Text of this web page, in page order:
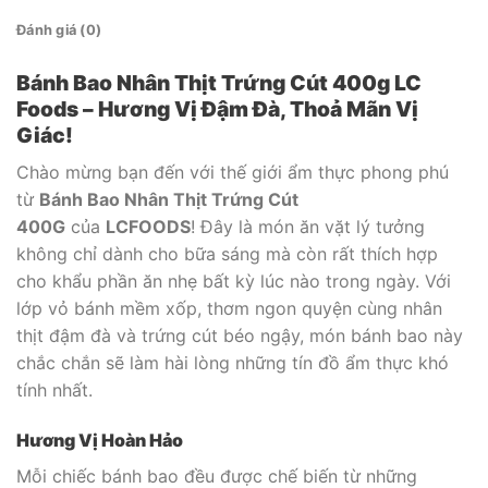
Đánh giá (0)
Bánh Bao Nhân Thịt Trứng Cút 400g LC
Foods – Hương Vị Đậm Đà, Thoả Mãn Vị
Giác!
Chào mừng bạn đến với thế giới ẩm thực phong phú
từ Bánh Bao Nhân Thịt Trứng Cút
400G của LCFOODS! Đây là món ăn vặt lý tưởng
không chỉ dành cho bữa sáng mà còn rất thích hợp
cho khẩu phần ăn nhẹ bất kỳ lúc nào trong ngày. Với
lớp vỏ bánh mềm xốp, thơm ngon quyện cùng nhân
thịt đậm đà và trứng cút béo ngậy, món bánh bao này
chắc chắn sẽ làm hài lòng những tín đồ ẩm thực khó
tính nhất.
Hương Vị Hoàn Hảo
Mỗi chiếc bánh bao đều được chế biến từ những